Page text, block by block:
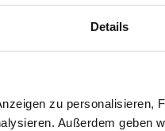
Details
zu personalisieren,
Außerdem geben
sehr attraktiv zu
wo er Beratung und